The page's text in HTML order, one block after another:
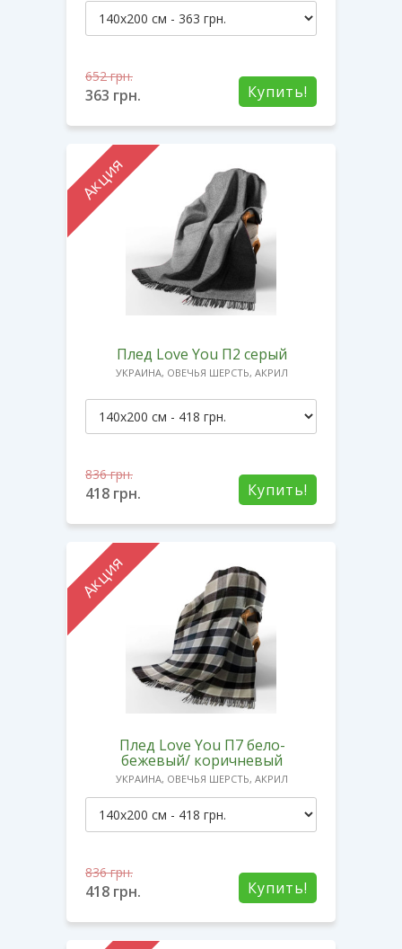
Купить!
652грн.
363 грн.
Акция
Плед Love You П2 серый
УКРАИНА, ОВЕЧЬЯ ШЕРСТЬ, АКРИЛ
Купить!
836грн.
418 грн.
Акция
Плед Love You П7 бело-
бежевый/ коричневый
УКРАИНА, ОВЕЧЬЯ ШЕРСТЬ, АКРИЛ
Купить!
836грн.
418 грн.